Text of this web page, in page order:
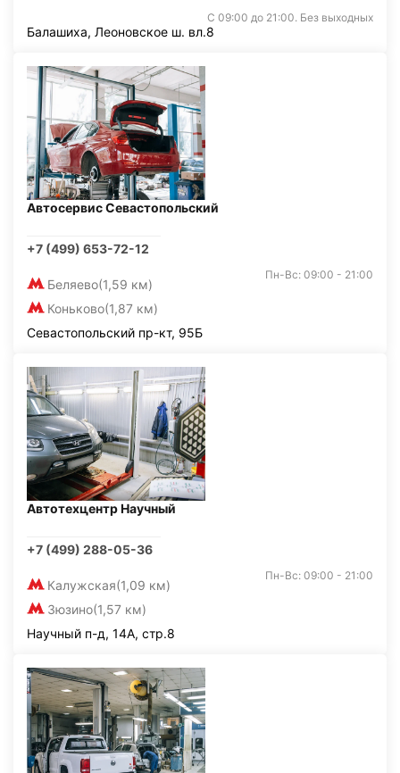
С 09:00 до 21:00. Без выходных
Балашиха, Леоновское ш. вл.8
Автосервис Севастопольский
+7 (499) 653-72-12
Беляево(1,59 км)
Коньково(1,87 км)
Пн-Вс: 09:00 - 21:00
Севастопольский пр-кт, 95Б
Автотехцентр Научный
+7 (499) 288-05-36
Калужская(1,09 км)
Зюзино(1,57 км)
Пн-Вс: 09:00 - 21:00
Научный п-д, 14А, стр.8